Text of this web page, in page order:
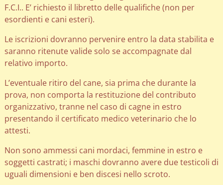
F.C.I.. E’ richiesto il libretto delle qualifiche (non per
esordienti e cani esteri).
Le iscrizioni dovranno pervenire entro la data stabilita e
saranno ritenute valide solo se accompagnate dal
relativo importo.
L’eventuale ritiro del cane, sia prima che durante la
prova, non comporta la restituzione del contributo
organizzativo, tranne nel caso di cagne in estro
presentando il certificato medico veterinario che lo
attesti.
Non sono ammessi cani mordaci, femmine in estro e
soggetti castrati; i maschi dovranno avere due testicoli di
uguali dimensioni e ben discesi nello scroto.